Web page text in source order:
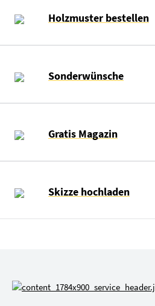
Holzmuster bestellen
Sonderwünsche
Gratis Magazin
Skizze hochladen